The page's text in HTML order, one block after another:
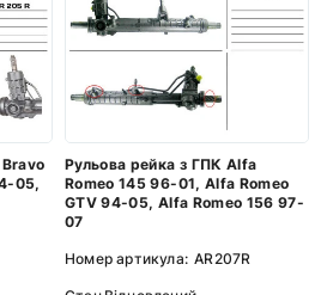
05,
Рульова рейка з ГПК Alfa
Romeo 145 96-01, Alfa Romeo
GTV 94-05, Alfa Romeo 156 97-
07
Номер артикула: AR207R